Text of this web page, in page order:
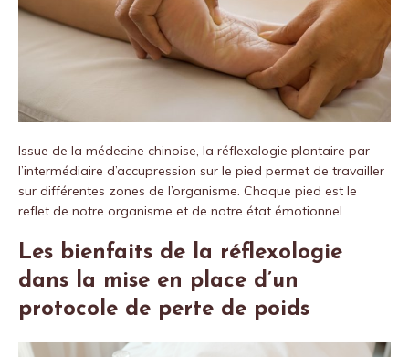
Issue de la médecine chinoise, la réflexologie plantaire par
l’intermédiaire d’accupression sur le pied permet de travailler
sur différentes zones de l’organisme. Chaque pied est le
reflet de notre organisme et de notre état émotionnel.
Les bienfaits de la réflexologie
dans la mise en place d’un
protocole de perte de poids